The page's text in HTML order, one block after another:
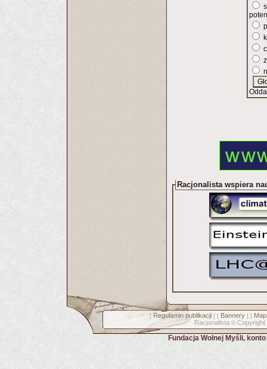
Racjonalista wspiera
[ Regulamin publikacji] [ Bannery] [
Racjonalista © Copyright
Fundacja Wolnej Myśli,